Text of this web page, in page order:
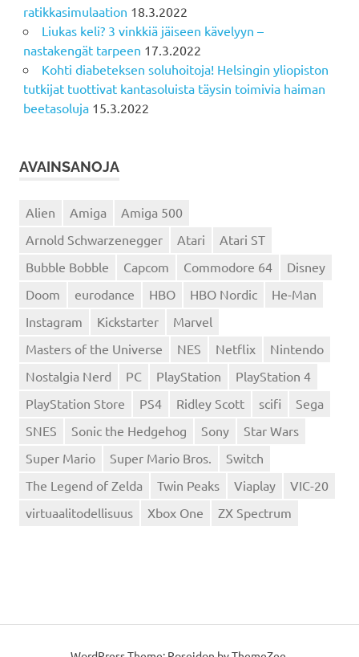
ratikkasimulaation 18.3.2022
Liukas keli? 3 vinkkiä jäiseen kävelyyn –
nastakengät tarpeen 17.3.2022
Kohti diabeteksen soluhoitoja! Helsingin yliopiston
tutkijat tuottivat kantasoluista täysin toimivia haiman
beetasoluja 15.3.2022
AVAINSANOJA
Alien Amiga
Amiga 500
Arnold Schwarzenegger
Atari
Atari ST
Bubble Bobble
Capcom Commodore 64
Disney
Doom
eurodance HBO HBO Nordic
He-Man
Instagram
Kickstarter
Marvel
Masters of the Universe
NES Netflix
Nintendo
Nostalgia Nerd
PC PlayStation
PlayStation 4
PlayStation Store
PS4 Ridley Scott scifi
Sega
SNES
Sonic the Hedgehog Sony
Star Wars
Super Mario
Super Mario Bros.
Switch
The Legend of Zelda
Twin Peaks Viaplay
VIC-20
virtuaalitodellisuus
Xbox One ZX Spectrum